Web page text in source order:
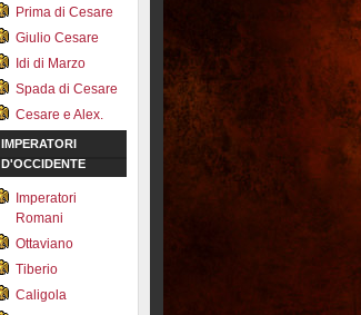
Prima di Cesare
Giulio Cesare
Idi di Marzo
Spada di Cesare
Cesare e Alex.
IMPERATORI
D'OCCIDENTE
Imperatori
Romani
Ottaviano
Tiberio
Caligola